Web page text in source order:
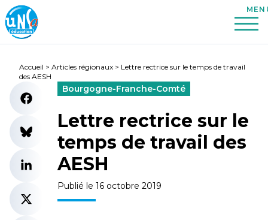
Accueil > Articles régionaux > Lettre rectrice sur le temps de travail
des AESH
Bourgogne-Franche-Comté
Lettre rectrice sur le
temps de travail des
AESH
Publié le 16 octobre 2019